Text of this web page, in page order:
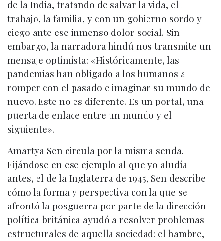
de la India, tratando de salvar la vida, el
trabajo, la familia, y con un gobierno sordo y
ciego ante ese inmenso dolor social. Sin
embargo, la narradora hindú nos transmite un
mensaje optimista: «Históricamente, las
pandemias han obligado a los humanos a
romper con el pasado e imaginar su mundo de
nuevo. Este no es diferente. Es un portal, una
puerta de enlace entre un mundo y el
siguiente».
Amartya Sen circula por la misma senda.
Fijándose en ese ejemplo al que yo aludía
antes, el de la Inglaterra de 1945, Sen describe
cómo la forma y perspectiva con la que se
afrontó la posguerra por parte de la dirección
política británica ayudó a resolver problemas
estructurales de aquella sociedad: el hambre,